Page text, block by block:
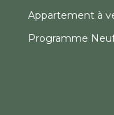
Appartement à
Programme